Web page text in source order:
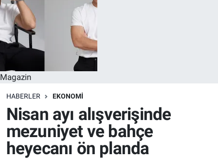
Magazin
HABERLER EKONOMI
Nisan ayı alışverişinde
mezuniyet ve bahçe
heyecanı ön planda